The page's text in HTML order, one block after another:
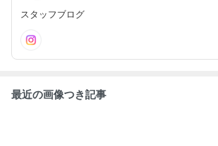
スタッフブログ
最近の画像つき記事